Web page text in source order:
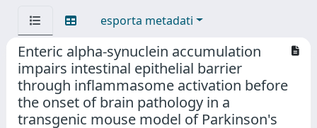
esporta metadati
Enteric alpha-synuclein accumulation
impairs intestinal epithelial barrier
through inflammasome activation before
the onset of brain pathology in a
transgenic mouse model of Parkinson's